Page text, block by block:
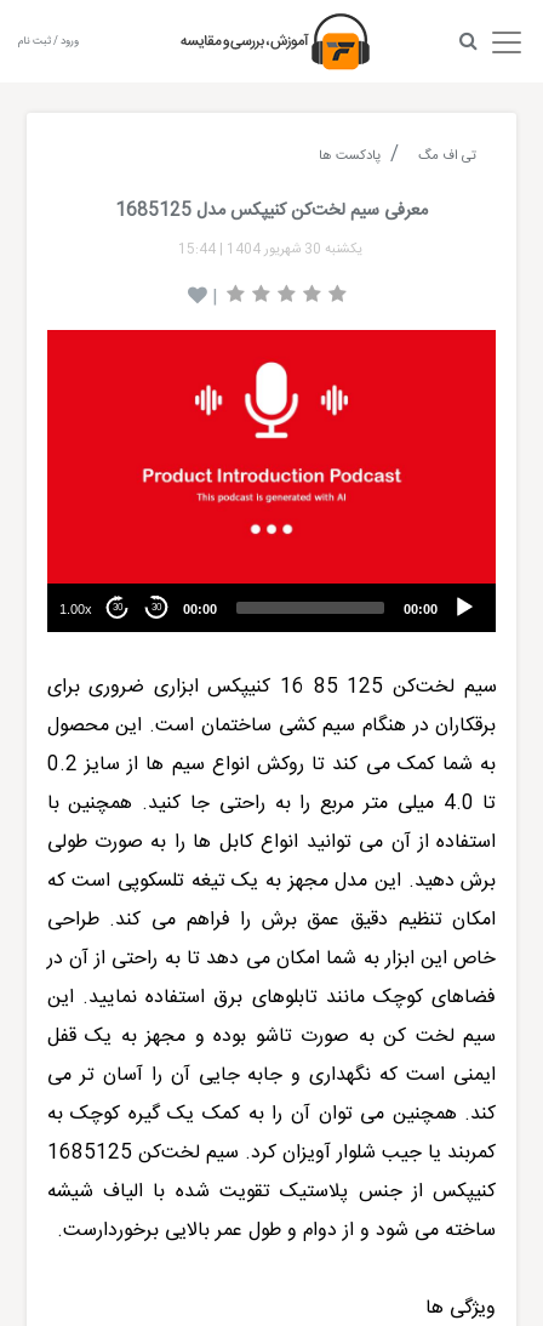
ورود / ثبت نام
تی اف مگ پادکست ها
معرفی سیم لخت‌کن کنیپکس مدل 1685125
یکشنبه 30 شهریور 1404 |
15:44
|
00:00
00:00
30
30
1.00x
سیم لخت‌کن 125 85 16 کنیپکسابزاری ضروری برای
برقکاران در هنگام سیم کشی ساختمان است. این محصول
به شما کمک می کند تا روکش انواع سیم ها از سایز 0.2
تا 4.0 میلی متر مربع را به راحتی جا کنید. همچنین با
استفاده از آن می توانید انواع کابل ها را به صورت طولی
برش دهید. این مدل مجهز به یک تیغه تلسکوپی است که
امکان تنظیم دقیق عمق برش را فراهم می کند. طراحی
خاص این ابزار به شما امکان می دهد تا به راحتی از آن در
فضاهای کوچک مانند تابلوهای برق استفاده نمایید. این
سیم لخت کن به صورت تاشو بوده و مجهز به یک قفل
ایمنی است که نگهداری و جابه جایی آن را آسان تر می
کند. همچنین می توان آن را به کمک یک گیره کوچک به
کمربند یا جیب شلوار آویزان کرد. سیم لخت‌کن1685125
کنیپکساز جنس پلاستیک تقویت شده با الیاف شیشه
ساخته می شود و از دوام و طول عمر بالایی برخوردارست.
ویژگی ها